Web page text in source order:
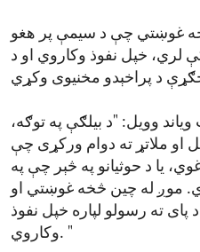
غوښتي چې د سیمې پر هغو
لري، خپل نفوذ وکاروي او د
وویل: "د بیلګې په توګه،
او ملاتړ ته دوام ورکړی چې
یا د حوثیانو په څېر چې په
موږ له چین څخه غوښتي او
پای ته رسولو لپاره خپل نفوذ
وکاروي. "